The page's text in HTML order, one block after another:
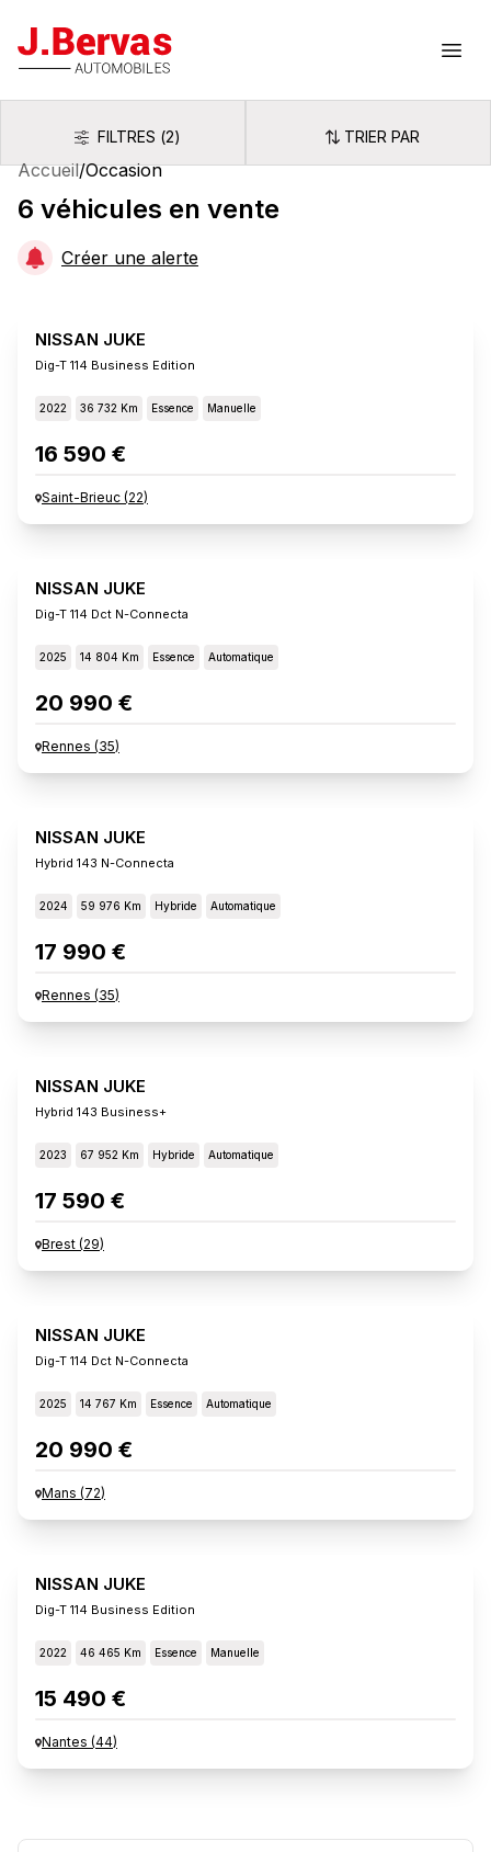
J.Bervas
FiltresFILTRES (2) Trier par
TRIER PAR
Accueil/Occasion
6 véhicules en vente
Créer une alerte
NISSAN JUKE
Dig-T 114 Business Edition
2022 36 732 Km Essence Manuelle
16 590 €
Saint-Brieuc (22)
NISSAN JUKE
Dig-T 114 Dct N-Connecta
2025 14 804 Km Essence Automatique
20 990 €
Rennes (35)
NISSAN JUKE
Hybrid 143 N-Connecta
2024 59 976 Km Hybride Automatique
17 990 €
Rennes (35)
NISSAN JUKE
Hybrid 143 Business+
2023 67 952 Km Hybride Automatique
17 590 €
Brest (29)
NISSAN JUKE
Dig-T 114 Dct N-Connecta
2025 14 767 Km Essence Automatique
20 990 €
Mans (72)
NISSAN JUKE
Dig-T 114 Business Edition
2022 46 465 Km Essence Manuelle
15 490 €
Nantes (44)